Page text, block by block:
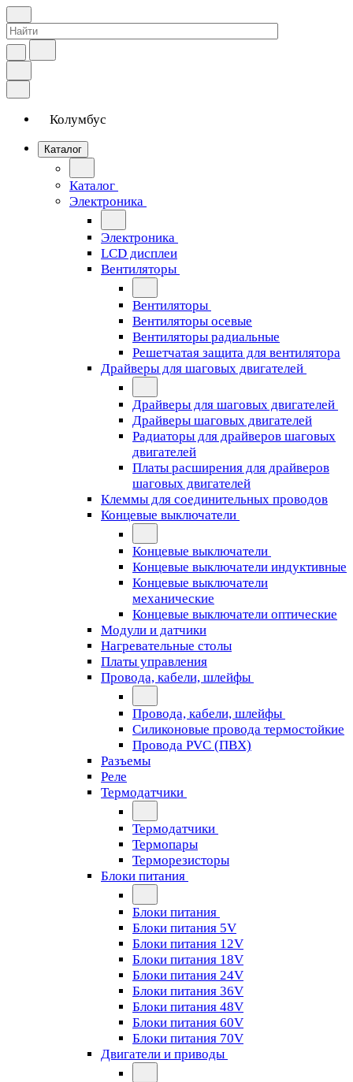
Колумбус
Каталог
Каталог
Электроника
Электроника
LCD дисплеи
Вентиляторы
Вентиляторы
Вентиляторы осевые
Вентиляторы радиальные
Решетчатая защита для вентилятора
Драйверы для шаговых двигателей
Драйверы для шаговых двигателей
Драйверы шаговых двигателей
Радиаторы для драйверов шаговых
двигателей
Платы расширения для драйверов
шаговых двигателей
Клеммы для соединительных проводов
Концевые выключатели
Концевые выключатели
Концевые выключатели индуктивные
Концевые выключатели
механические
Концевые выключатели оптические
Модули и датчики
Нагревательные столы
Платы управления
Провода, кабели, шлейфы
Провода, кабели, шлейфы
Силиконовые провода термостойкие
Провода PVC (ПВХ)
Разъемы
Реле
Термодатчики
Термодатчики
Термопары
Терморезисторы
Блоки питания
Блоки питания
Блоки питания 5V
Блоки питания 12V
Блоки питания 18V
Блоки питания 24V
Блоки питания 36V
Блоки питания 48V
Блоки питания 60V
Блоки питания 70V
Двигатели и приводы